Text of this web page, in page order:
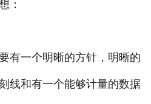
：
一个明晰的方针，明晰的
线和有一个能够计量的数据